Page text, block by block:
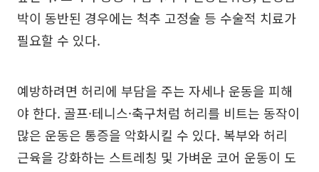
박이 동반된 경우에는 척추 고정술 등 수술적 치료가
필요할 수 있다.
예방하려면 허리에 부담을 주는 자세나 운동을 피해
야 한다. 골프·테니스·축구처럼 허리를 비트는 동작이
많은 운동은 통증을 악화시킬 수 있다. 복부와 허리
근육을 강화하는 스트레칭 및 가벼운 코어 운동이 도